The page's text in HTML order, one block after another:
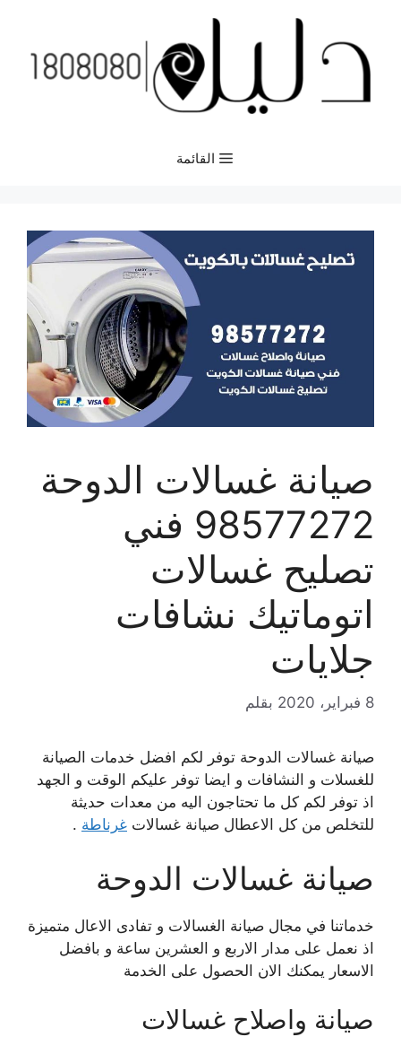
المحتوى
القائمة
صيانة غسالات الدوحة
98577272 فني
تصليح غسالات
اتوماتيك نشافات
جلايات
8 فبراير، 2020 بقلم
صيانة غسالات الدوحة توفر لكم افضل خدمات الصيانة
للغسلات و النشافات و ايضا توفر عليكم الوقت و الجهد
اذ توفر لكم كل ما تحتاجون اليه من معدات حديثة
للتخلص من كل الاعطال صيانة غسالات غرناطة .
صيانة غسالات الدوحة
خدماتنا في مجال صيانة الغسالات و تفادى الاعال متميزة
اذ نعمل على مدار الاربع و العشرين ساعة و بافضل
الاسعار يمكنك الان الحصول على الخدمة
صيانة واصلاح غسالات